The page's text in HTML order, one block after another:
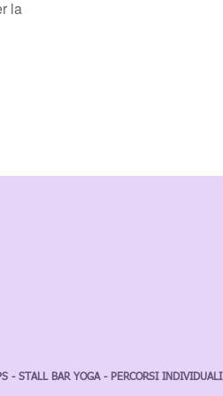
la
- STALL BAR YOGA - PERCORSI INDIVIDUALI